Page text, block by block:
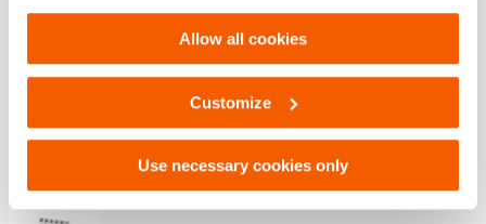
Settings. See ourcookiestatement.
Allow all cookies
Customize
Use necessary cookies only
adaptador de cadena
Descargas
User manual Omnishore